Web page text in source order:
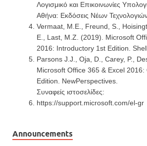
Λογισμικό και Επικοινωνίες
Αθήνα: Εκδόσεις Νέων
Vermaat, M.E., Freund, S.,
E., Last, M.Z. (2019). Microsoft
2016: Introductory 1st Edition.
Parsons J.J., Oja, D., Carey, P.,
Microsoft Office 365 & Excel
Edition. NewPerspectives.
Συναφείς ιστοσελίδες:
https://support.microsoft.com/el-gr
Announcements